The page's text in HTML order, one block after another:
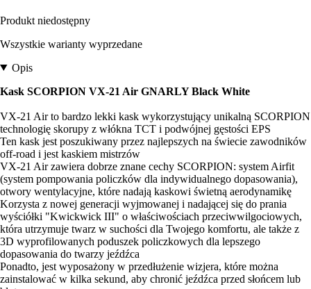
Produkt niedostępny
Wszystkie warianty wyprzedane
Opis
Kask SCORPION VX-21 Air GNARLY Black White
VX-21 Air to bardzo lekki kask wykorzystujący unikalną SCORPION
technologię skorupy z włókna TCT i podwójnej gęstości EPS
Ten kask jest poszukiwany przez najlepszych na świecie zawodników
off-road i jest kaskiem mistrzów
VX-21 Air zawiera dobrze znane cechy SCORPION: system Airfit
(system pompowania policzków dla indywidualnego dopasowania),
otwory wentylacyjne, które nadają kaskowi świetną aerodynamikę
Korzysta z nowej generacji wyjmowanej i nadającej się do prania
wyściółki "Kwickwick III" o właściwościach przeciwwilgociowych,
która utrzymuje twarz w suchości dla Twojego komfortu, ale także z
3D wyprofilowanych poduszek policzkowych dla lepszego
dopasowania do twarzy jeźdźca
Ponadto, jest wyposażony w przedłużenie wizjera, które można
zainstalować w kilka sekund, aby chronić jeźdźca przed słońcem lub